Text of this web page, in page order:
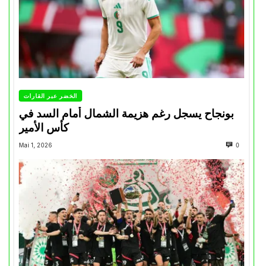
الخضر عبر القارات
بونجاح يسجل رغم هزيمة الشمال أمام السد في
كأس الأمير
Mai 1, 2026 0